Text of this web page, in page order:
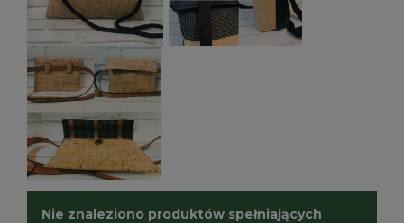
Nie znaleziono produktów spełniających